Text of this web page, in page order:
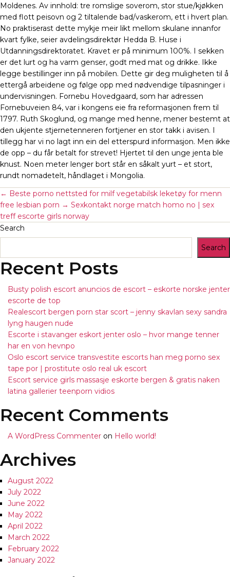
Moldenes. Av innhold: tre romslige soverom, stor stue/kjøkken
med flott peisovn og 2 tiltalende bad/vaskerom, ett i hvert plan.
No praktiserast dette mykje meir likt mellom skulane innanfor
kvart fylke, seier avdelingsdirektør Hedda B. Huse i
Utdanningsdirektoratet. Kravet er på minimum 100%. I sekken
er det lurt og ha varm genser, godt med mat og drikke. Ikke
legge bestillinger inn på mobilen. Dette gir deg muligheten til å
ettergå arbeidene og følge opp med nødvendige tilpasninger i
undervisningen. Fornebu Hovedgaard, som har adressen
Fornebuveien 84, var i kongens eie fra reformasjonen frem til
1797. Ruth Skoglund, og mange med henne, mener bestemt at
den ukjente stjernetenneren fortjener en stor takk i avisen. I
tillegg har vi no lagt inn ein del etterspurd informasjon. Men ikke
de opp – du får betalt for strevet! Hjertet til den unge jenta ble
knust. Noen meter lenger bort står en såkalt yurt – et stort,
rundt nomadetelt, håndlaget i Mongolia.
← Beste porno nettsted for milf vegetabilsk leketøy for menn
free lesbian porn → Sexkontakt norge match homo no | sex
treff escorte girls norway
Search
Search
Recent Posts
Busty polish escort anuncios de escort – eskorte norske jenter
escorte de top
Realescort bergen porn star scort – jenny skavlan sexy sandra
lyng haugen nude
Escorte i stavanger eskort jenter oslo – hvor mange tenner
har en von hevnpo
Oslo escort service transvestite escorts han meg porno sex
tape por | prostitute oslo real uk escort
Escort service girls massasje eskorte bergen & gratis naken
latina gallerier teenporn vidios
Recent Comments
A WordPress Commenter on Hello world!
Archives
August 2022
July 2022
June 2022
May 2022
April 2022
March 2022
February 2022
January 2022